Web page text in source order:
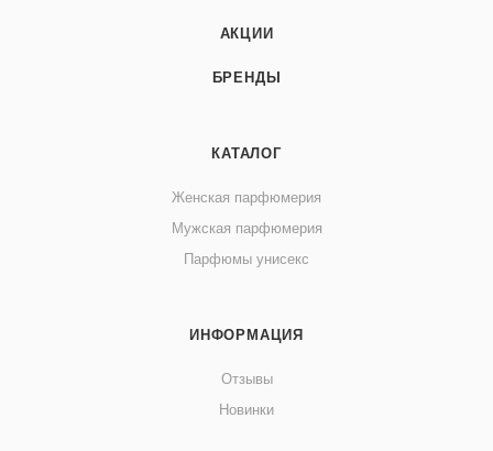
АКЦИИ
БРЕНДЫ
КАТАЛОГ
Женская парфюмерия
Мужская парфюмерия
Парфюмы унисекс
ИНФОРМАЦИЯ
Отзывы
Новинки